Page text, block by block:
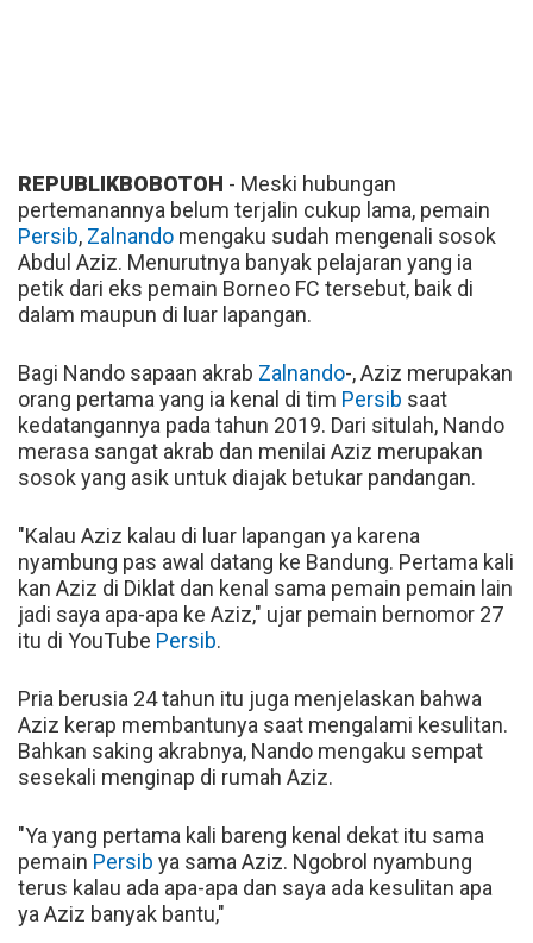
REPUBLIKBOBOTOH - Meski hubungan
pertemanannya belum terjalin cukup lama, pemain
Persib, Zalnando mengaku sudah mengenali sosok
Abdul Aziz. Menurutnya banyak pelajaran yang ia
petik dari eks pemain Borneo FC tersebut, baik di
dalam maupun di luar lapangan.
Bagi Nando sapaan akrab Zalnando-, Aziz merupakan
orang pertama yang ia kenal di tim Persib saat
kedatangannya pada tahun 2019. Dari situlah, Nando
merasa sangat akrab dan menilai Aziz merupakan
sosok yang asik untuk diajak betukar pandangan.
"Kalau Aziz kalau di luar lapangan ya karena
nyambung pas awal datang ke Bandung. Pertama kali
kan Aziz di Diklat dan kenal sama pemain pemain lain
jadi saya apa-apa ke Aziz," ujar pemain bernomor 27
itu di YouTube Persib.
Pria berusia 24 tahun itu juga menjelaskan bahwa
Aziz kerap membantunya saat mengalami kesulitan.
Bahkan saking akrabnya, Nando mengaku sempat
sesekali menginap di rumah Aziz.
"Ya yang pertama kali bareng kenal dekat itu sama
pemain Persib ya sama Aziz. Ngobrol nyambung
terus kalau ada apa-apa dan saya ada kesulitan apa
ya Aziz banyak bantu,"